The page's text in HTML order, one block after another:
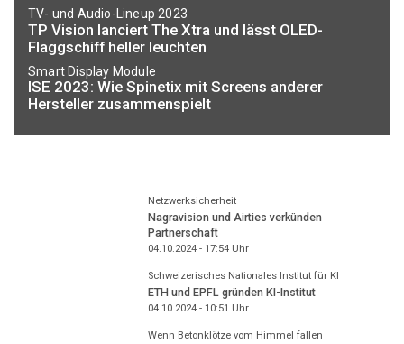
TV- und Audio-Lineup 2023
TP Vision lanciert The Xtra und lässt OLED-
Flaggschiff heller leuchten
Smart Display Module
ISE 2023: Wie Spinetix mit Screens anderer
Hersteller zusammenspielt
Netzwerksicherheit
Nagravision und Airties verkünden
Partnerschaft
04.10.2024 - 17:54Uhr
Schweizerisches Nationales Institut für KI
ETH und EPFL gründen KI-Institut
04.10.2024 - 10:51 Uhr
Wenn Betonklötze vom Himmel fallen